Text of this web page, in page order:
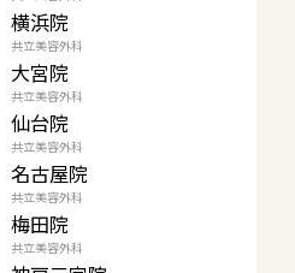
横浜院
共立美容外科
大宮院
共立美容外科
仙台院
共立美容外科
名古屋院
共立美容外科
梅田院
共立美容外科